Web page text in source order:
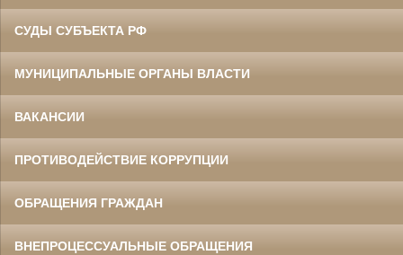
СУДЫ СУБЪЕКТА РФ
МУНИЦИПАЛЬНЫЕ ОРГАНЫ ВЛАСТИ
ВАКАНСИИ
ПРОТИВОДЕЙСТВИЕ КОРРУПЦИИ
ОБРАЩЕНИЯ ГРАЖДАН
ВНЕПРОЦЕССУАЛЬНЫЕ ОБРАЩЕНИЯ